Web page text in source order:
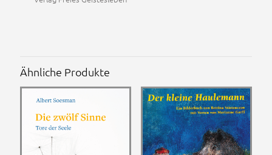
Ähnliche Produkte